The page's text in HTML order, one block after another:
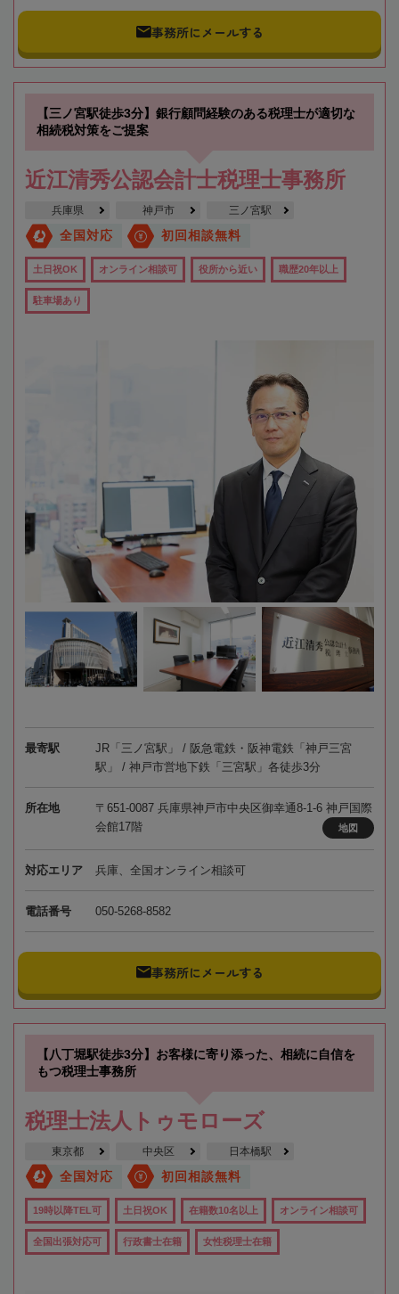
事務所にメールする
【三ノ宮駅徒歩3分】銀行顧問経験のある税理士が適切な
相続税対策をご提案
近江清秀公認会計士税理士事務所
兵庫県 神戸市 三ノ宮駅
全国対応 初回相談無料
土日祝OK オンライン相談可 役所から近い 職歴20年以上
駐車場あり
最寄駅
JR「三ノ宮駅」 / 阪急電鉄・阪神電鉄「神戸三宮
駅」 / 神戸市営地下鉄「三宮駅」各徒歩3分
所在地
〒651-0087 兵庫県神戸市中央区御幸通8-1-6 神戸国際
会館17階
地図
対応エリア 兵庫、全国オンライン相談可
電話番号 050-5268-8582
事務所にメールする
【八丁堀駅徒歩3分】お客様に寄り添った、相続に自信を
もつ税理士事務所
税理士法人トゥモローズ
東京都 中央区 日本橋駅
全国対応 初回相談無料
19時以降TEL可 土日祝OK 在籍数10名以上 オンライン相談可
全国出張対応可 行政書士在籍 女性税理士在籍